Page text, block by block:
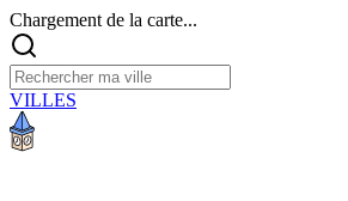
Chargement de la carte...
VILLES